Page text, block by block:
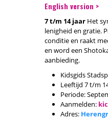
English version >
7 t/m 14 jaar Het
lenigheid en gratie.
conditie en raakt
en word een
aanbieding.
Kidsgids
Leeftijd 7 t/m
Periode:
Aanmelden:
Adres: